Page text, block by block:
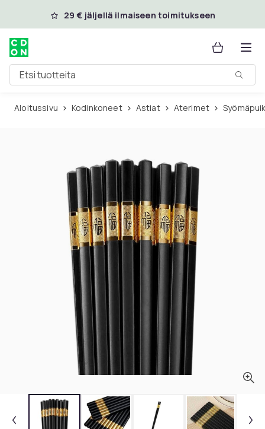
Ohita ja siirry pääsisältöön
29 € jäljellä ilmaiseen toimitukseen
Etsi tuotteita
Aloitussivu Kodinkoneet Astiat Aterimet